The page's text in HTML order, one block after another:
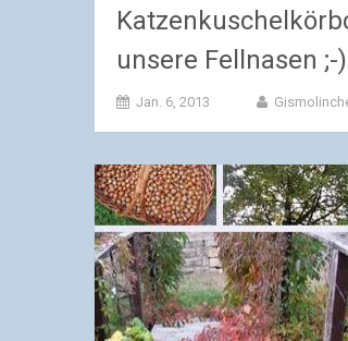
unsere Fellnasen ;-)
Jan. 6, 2013